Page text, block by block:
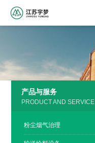
产品与服务
PRODUCT AND SERVICE
粉尘烟气治理